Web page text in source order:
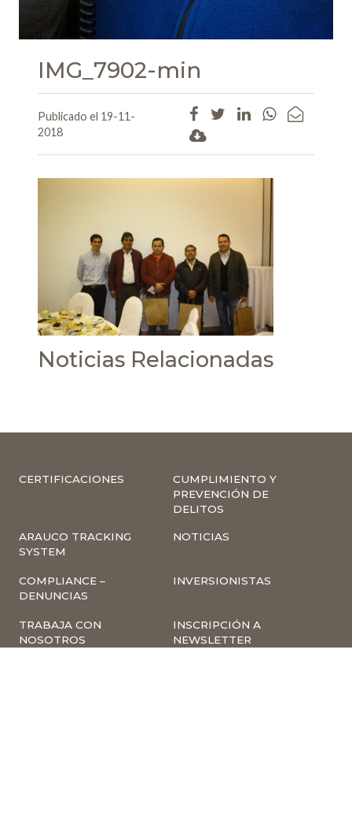
IMG_7902-min
Publicado el 19-11-
2018
Noticias Relacionadas
CERTIFICACIONES
CUMPLIMIENTO Y
PREVENCIÓN DE
DELITOS
ARAUCO TRACKING
SYSTEM
NOTICIAS
COMPLIANCE –
DENUNCIAS
INVERSIONISTAS
TRABAJA CON
NOSOTROS
INSCRIPCIÓN A
NEWSLETTER